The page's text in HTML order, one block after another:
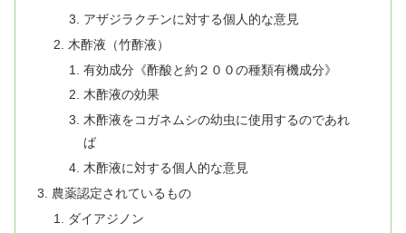
アザジラクチンに対する個人的な意見
木酢液（竹酢液）
有効成分《酢酸と約２００の種類有機成分》
木酢液の効果
木酢液をコガネムシの幼虫に使用するのであれ
ば
木酢液に対する個人的な意見
農薬認定されているもの
ダイアジノン